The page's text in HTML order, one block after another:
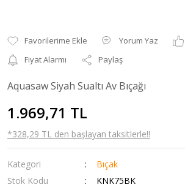
Yorum Yaz
Fiyat Alarmı
Paylaş
Aquasaw Siyah Sualtı Av Bıçağı
1.969,71 TL
*328,29 TL den başlayan taksitlerle!!
Kategori
Bıçak
Stok Kodu
KNK75BK